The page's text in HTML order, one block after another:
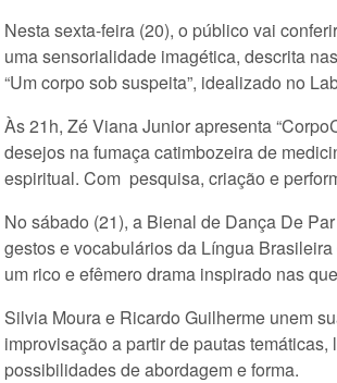
Nesta sexta-feira (20), o público vai
uma sensorialidade imagética, descrita
“Um corpo sob suspeita”, idealizado no
Às 21h, Zé Viana Junior apresenta
desejos na fumaça catimbozeira de
espiritual. Com pesquisa, criação e
No sábado (21), a Bienal de Dança De
gestos e vocabulários da Língua
um rico e efêmero drama inspirado nas
Silvia Moura e Ricardo Guilherme unem
improvisação a partir de pautas
possibilidades de abordagem e forma.